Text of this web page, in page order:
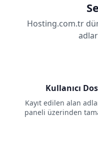
Hosting.com.tr
Kullanıcı
Kayıt edilen alan
paneli üzerinden